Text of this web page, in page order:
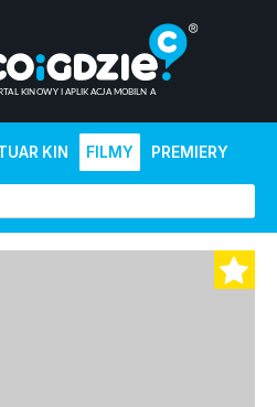
KIN FILMY PREMIERY